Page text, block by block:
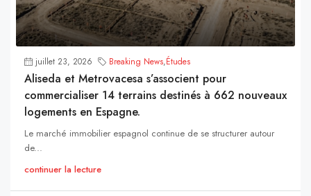
juillet 23, 2026 Breaking News,Études
Aliseda et Metrovacesa s’associent pour
commercialiser 14 terrains destinés à 662 nouveaux
logements en Espagne.
Le marché immobilier espagnol continue de se structurer autour
de...
continuer la lecture